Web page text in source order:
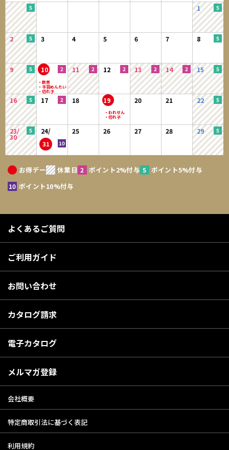
1
2 3 4 5 6 7 8
9 10 11 12 13 14 15
16 17 18 19 20 21 22
23/
30
24/
31
25 26 27 28 29
お得デー 休業日 ポイント2%付与
ポイント5%付与
ポイント10%付与
よくあるご質問
ご利用ガイド
お問い合わせ
カタログ請求
電子カタログ
メルマガ登録
会社概要
特定商取引法に基づく表記
利用規約